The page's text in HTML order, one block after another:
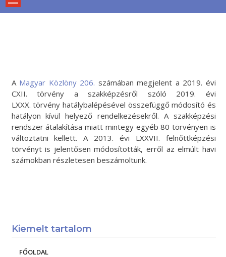
A Magyar Közlöny 206. számában megjelent a 2019. évi
CXII. törvény a szakképzésről szóló 2019. évi
LXXX. törvény hatálybalépésével összefüggő módosító és
hatályon kívül helyező rendelkezésekről. A szakképzési
rendszer átalakítása miatt mintegy egyéb 80 törvényen is
változtatni kellett. A 2013. évi LXXVII. felnőttképzési
törvényt is jelentősen módosították, erről az elmúlt havi
számokban részletesen beszámoltunk.
Kiemelt tartalom
FŐOLDAL